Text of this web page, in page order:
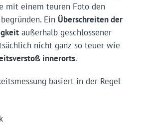
mit einem teuren Foto den
Ein Überschreiten der
außerhalb geschlossener
nicht ganz so teuer wie
innerorts.
basiert in der Regel